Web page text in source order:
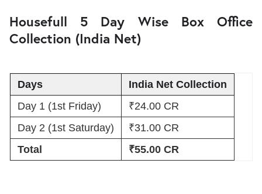
Housefull 5 Day Wise Box Office
Collection (India Net)
Days
India Net Collection
Day 1 (1st Friday)
₹24.00 CR
Day 2 (1st Saturday)
₹31.00 CR
Total
₹55.00 CR